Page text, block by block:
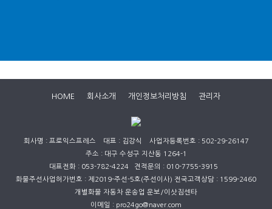
HOME 회사소개 개인정보처리방침 관리자
회사명 : 프로익스프레스 대표 : 김강식 사업자등록번호 : 502-29-26147
주소 : 대구 수성구 지산동 1264-1
대표전화 : 053-782-4224 견적문의 : 010-7755-3915
화물주선사업허가번호 : 제2019-주선-5호(주선이사) 전국고객상담 : 1599-2460
개별화물 자동차 운송업 운보/이삿짐센타
이메일 : pro24go@naver.com